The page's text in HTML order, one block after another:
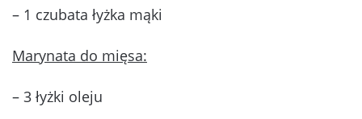
– 1 czubata łyżka mąki
Marynata do mięsa:
– 3 łyżki oleju